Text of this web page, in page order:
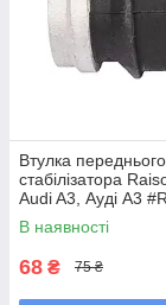
Втулка переднього
стабілізатора
Audi A3, Ауді А3
UALLUPZ7
В наявності
68 ₴ 75 ₴